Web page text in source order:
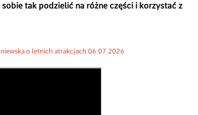
sobie tak podzielić na różne części i korzystać z
o letnich atrakcjach 06.07.2026